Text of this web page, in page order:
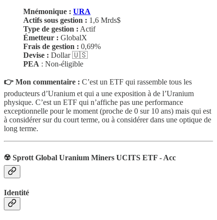
Mnémonique : URA
Actifs sous gestion : 1,6 Mrds$
Type de gestion : Actif
Émetteur : GlobalX
Frais de gestion : 0,69%
Devise : Dollar 🇺🇸
PEA : Non-éligible
👉 Mon commentaire : C’est un ETF qui rassemble tous les
producteurs d’Uranium et qui a une exposition à de l’Uranium
physique. C’est un ETF qui n’affiche pas une performance
exceptionnelle pour le moment (proche de 0 sur 10 ans) mais qui est
à considérer sur du court terme, ou à considérer dans une optique de
long terme.
☢️ Sprott Global Uranium Miners UCITS ETF - Acc
Identité